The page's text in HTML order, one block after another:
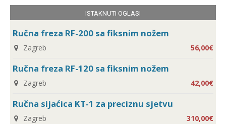
ISTAKNUTI OGLASI
Ručna freza RF-200 sa fiksnim nožem
Zagreb 56,00€
Ručna freza RF-120 sa fiksnim nožem
Zagreb 42,00€
Ručna sijaćica KT-1 za preciznu sjetvu
Zagreb 310,00€